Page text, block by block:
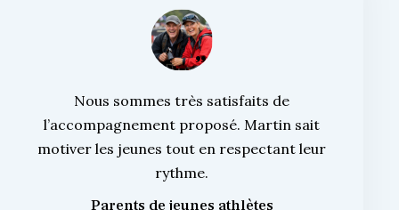
Nous sommes très satisfaits de
l’accompagnement proposé. Martin sait
motiver les jeunes tout en respectant leur
rythme.
Parents de jeunes athlètes